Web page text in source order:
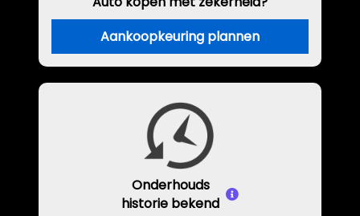
Aankoopkeuring plannen
Onderhouds
historie bekend